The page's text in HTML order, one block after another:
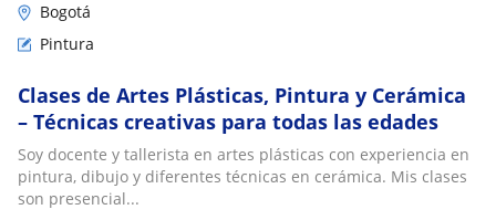
Bogotá
Pintura
Clases de Artes Plásticas, Pintura y Cerámica
– Técnicas creativas para todas las edades
Soy docente y tallerista en artes plásticas con experiencia en
pintura, dibujo y diferentes técnicas en cerámica. Mis clases
son presencial...